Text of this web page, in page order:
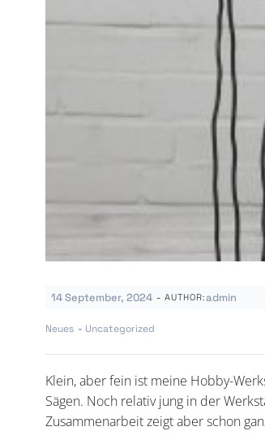
14 September, 2024 - AUTHOR:admin
Neues - Uncategorized
Klein, aber fein ist meine Hobby-
Sägen. Noch relativ jung in der
Zusammenarbeit zeigt aber schon